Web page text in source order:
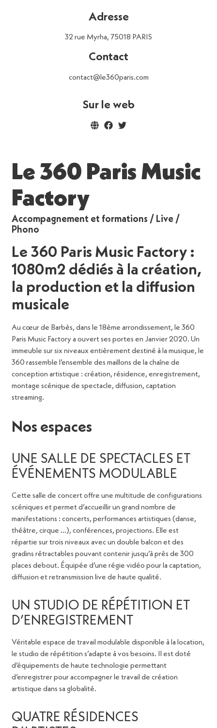
Adresse
32 rue Myrha, 75018 PARIS
Contact
contact@le360paris.com
Sur le web
Le 360 Paris Music
Factory
Accompagnement et formations / Live /
Phono
Le 360 Paris Music Factory :
1080m2 dédiés à la création,
la production et la diffusion
musicale
Au cœur de Barbès, dans le 18ème arrondissement, le 360
Paris Music Factory a ouvert ses portes en Janvier 2020. Un
immeuble sur six niveaux entièrement destiné à la musique, le
360 rassemble l’ensemble des maillons de la chaîne de
conception artistique : création, résidence, enregistrement,
montage scénique de spectacle, diffusion, captation
streaming.
Nos espaces
UNE SALLE DE SPECTACLES ET
ÉVÉNEMENTS MODULABLE
Cette salle de concert offre une multitude de configurations
scéniques et permet d’accueillir un grand nombre de
manifestations : concerts, performances artistiques (danse,
théâtre, cirque …), conférences, projections. Elle est
répartie sur trois niveaux avec un double balcon et des
gradins rétractables pouvant contenir jusqu’à près de 300
places debout. Équipée d’une régie vidéo pour la captation,
diffusion et retransmission live de haute qualité.
UN STUDIO DE RÉPÉTITION ET
D’ENREGISTREMENT
Véritable espace de travail modulable disponible à la location,
le studio de répétition s’adapte à vos besoins. Il est doté
d’équipements de haute technologie permettant
d’enregistrer pour accompagner le travail de création
artistique dans sa globalité.
QUATRE RÉSIDENCES